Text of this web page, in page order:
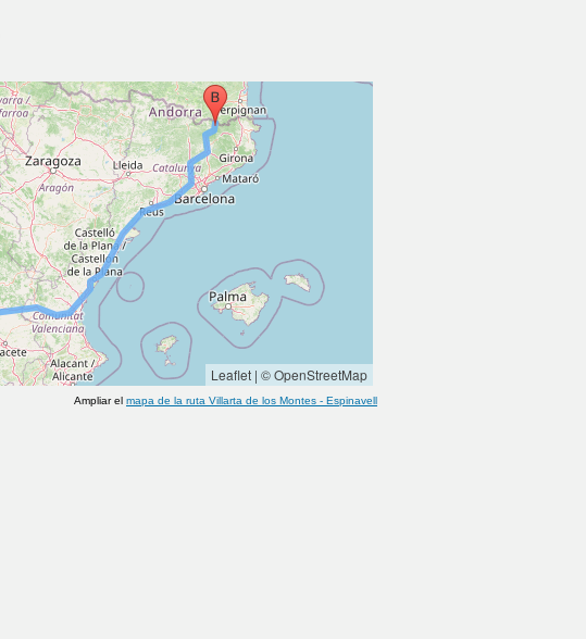
Leaflet | © OpenStreetMap
Ampliar el mapa de la ruta Villarta de los Montes - Espinavell